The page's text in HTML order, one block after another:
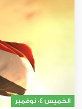
الخميس 04 نوفمبر